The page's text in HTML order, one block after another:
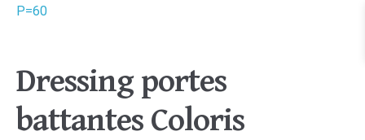
Dressing portes
battantes Coloris